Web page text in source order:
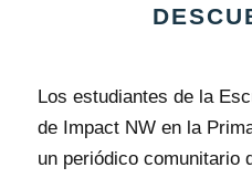
Los estudiantes de la
de Impact NW en la
un periódico comunitario